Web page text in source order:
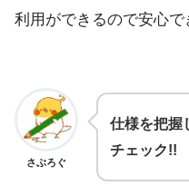
利用ができるので安心で
さぶろぐ
仕様を把握
チェック!!